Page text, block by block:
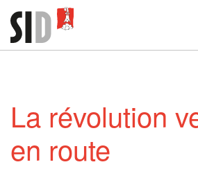
La révolution
en route